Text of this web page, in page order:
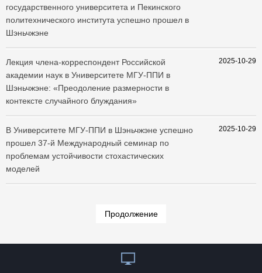
государственного университета и Пекинского
политехнического института успешно прошел в
Шэньчжэне
​Лекция члена-корреспондент Российской
академии наук в Университете МГУ-ППИ в
Шэньчжэне: «Преодоление размерности в
контексте случайного блуждания»
2025-10-29
В Университете МГУ-ППИ в Шэньчжэне успешно
прошел 37-й Международный семинар по
проблемам устойчивости стохастических
моделей
2025-10-29
Продолжение